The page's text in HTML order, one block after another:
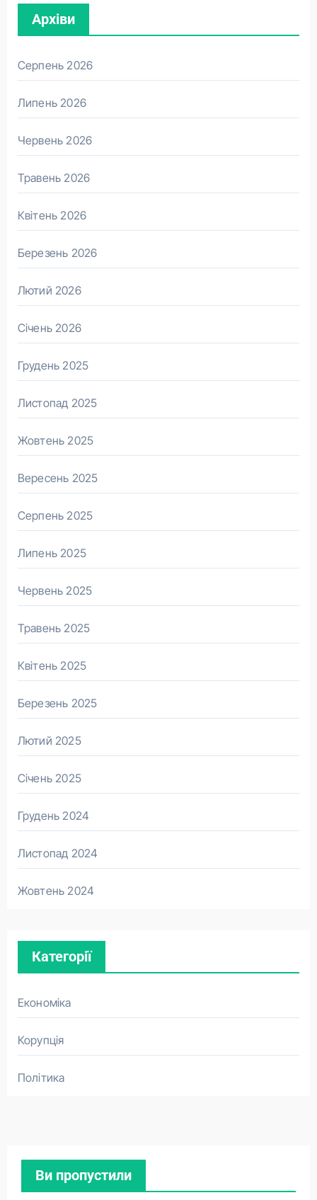
Архіви
Серпень 2026
Липень 2026
Червень 2026
Травень 2026
Квітень 2026
Березень 2026
Лютий 2026
Січень 2026
Грудень 2025
Листопад 2025
Жовтень 2025
Вересень 2025
Серпень 2025
Липень 2025
Червень 2025
Травень 2025
Квітень 2025
Березень 2025
Лютий 2025
Січень 2025
Грудень 2024
Листопад 2024
Жовтень 2024
Категорії
Економіка
Корупція
Політика
Ви пропустили